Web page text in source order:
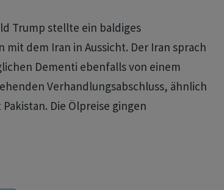
Trump stellte ein baldiges
mit dem Iran in Aussicht. Der Iran sprach
Dementi ebenfalls von einem
Verhandlungsabschluss, ähnlich
Die Ölpreise gingen